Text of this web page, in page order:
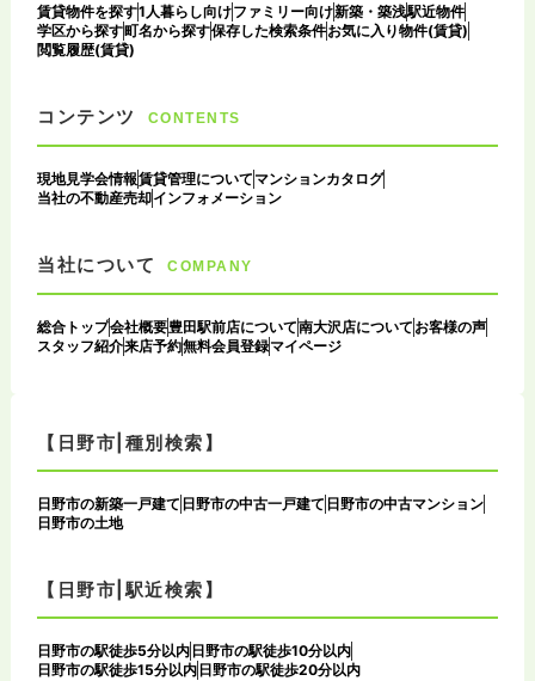
賃貸物件を探す1人暮らし向けファミリー向け新築・築浅駅近物件
学区から探す町名から探す保存した検索条件お気に入り物件(賃貸)
閲覧履歴(賃貸)
コンテンツ CONTENTS
現地見学会情報賃貸管理について マンションカタログ
当社の不動産売却インフォメーション
当社について COMPANY
総合トップ会社概要豊田駅前店について南大沢店について お客様の声
スタッフ紹介来店予約無料会員登録マイページ
【日野市|種別検索】
日野市の新築一戸建て 日野市の中古一戸建て 日野市の中古マンション
日野市の土地
【日野市|駅近検索】
日野市の駅徒歩5分以内 日野市の駅徒歩10分以内
日野市の駅徒歩15分以内 日野市の駅徒歩20分以内